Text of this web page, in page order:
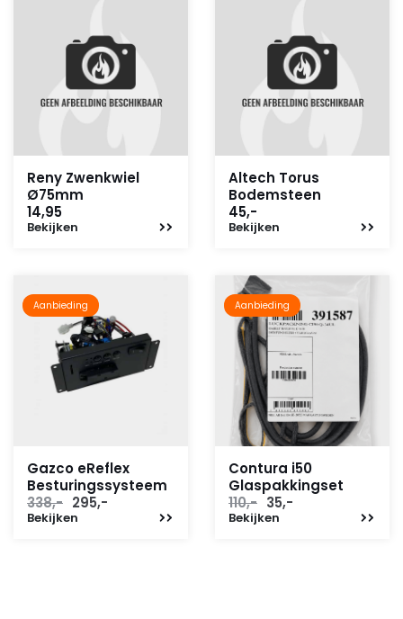
Reny Zwenkwiel
Ø75mm
14,95
Bekijken
Altech Torus
Bodemsteen
45,-
Bekijken
Aanbieding
Gazco eReflex
Besturingssysteem
338,- Oorspronkelijke
prijs
295,-
Bekijken
Aanbieding
Contura i50
Glaspakkingset
110,- Oorspronkelijke
prijs
35,-
Bekijken